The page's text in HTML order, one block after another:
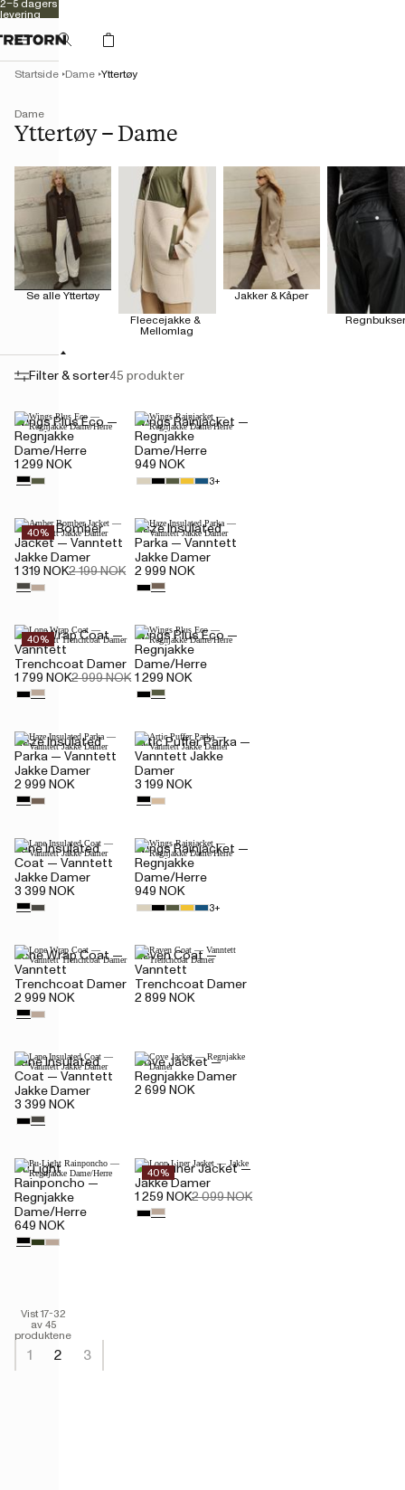
2–5 dagers
levering
Dame
Yttertøy – Dame
Startside Dame Yttertøy
Se alle Yttertøy
Fleecejakke &
Mellomlag
Jakker & Kåper
Filter & sorter45 produkter
Wings Plus Eco —
Regnjakke
Dame/Herre
1 299 NOK
Wings Rainjacket —
Regnjakke
Dame/Herre
949 NOK
3+
40%
Amber Bomber
Jacket — Vanntett
Jakke Damer
1 319 NOK2 199 NOK
Haze Insulated
Parka — Vanntett
Jakke Damer
2 999 NOK
40%
Lone Wrap Coat —
Vanntett
Trenchcoat Damer
1 799 NOK2 999 NOK
Wings Plus Eco —
Regnjakke
Dame/Herre
1 299 NOK
Haze Insulated
Parka — Vanntett
Jakke Damer
2 999 NOK
Artic Puffer Parka —
Vanntett Jakke
Damer
3 199 NOK
Lane Insulated
Coat — Vanntett
Jakke Damer
3 399 NOK
Wings Rainjacket —
Regnjakke
Dame/Herre
949 NOK
3+
Lone Wrap Coat —
Vanntett
Trenchcoat Damer
2 999 NOK
Raven Coat —
Vanntett
Trenchcoat Damer
2 899 NOK
Lane Insulated
Coat — Vanntett
Jakke Damer
3 399 NOK
Cove Jacket —
Regnjakke Damer
2 699 NOK
Pu Light
Rainponcho —
Regnjakke
Dame/Herre
649 NOK
40%
Loop Liner Jacket —
Jakke Damer
1 259 NOK2 099 NOK
Vist 17-32
av 45
produktene
1 2 3